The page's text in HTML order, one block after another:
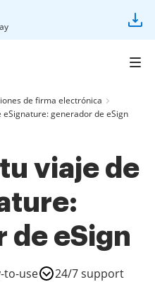
de firma electrónica
eSignature: generador de eSign
viaje de
de eSign
to-use 24/7 support